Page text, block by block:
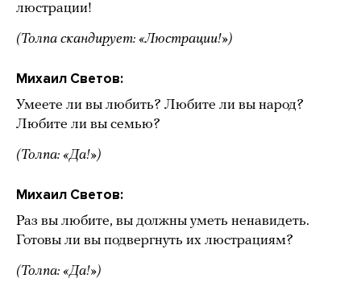
люстрации!
(Толпа скандирует: «Люстрации!»)
Михаил Светов:
Умеете ли вы любить? Любите ли вы народ?
Любите ли вы семью?
(Толпа: «Да!»)
Михаил Светов:
Раз вы любите, вы должны уметь ненавидеть.
Готовы ли вы подвергнуть их люстрациям?
(Толпа: «Да!»)